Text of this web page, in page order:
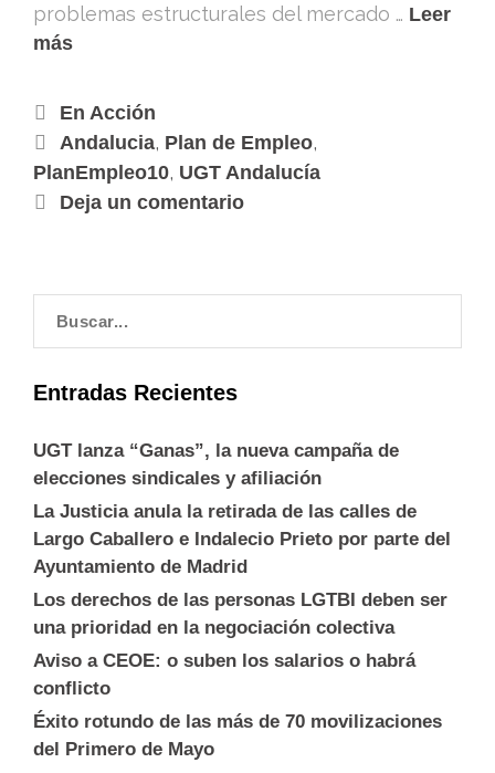
problemas estructurales del mercado … Leer
más
En Acción
Andalucia, Plan de Empleo,
PlanEmpleo10, UGT Andalucía
Deja un comentario
Entradas Recientes
UGT lanza “Ganas”, la nueva campaña de
elecciones sindicales y afiliación
La Justicia anula la retirada de las calles de
Largo Caballero e Indalecio Prieto por parte del
Ayuntamiento de Madrid
Los derechos de las personas LGTBI deben ser
una prioridad en la negociación colectiva
Aviso a CEOE: o suben los salarios o habrá
conflicto
Éxito rotundo de las más de 70 movilizaciones
del Primero de Mayo